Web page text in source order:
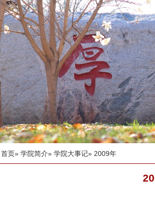
首页» 学院简介» 学院大事记» 2009年